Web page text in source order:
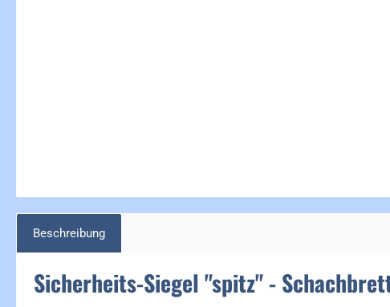
Beschreibung
Sicherheits-Siegel "spitz" -